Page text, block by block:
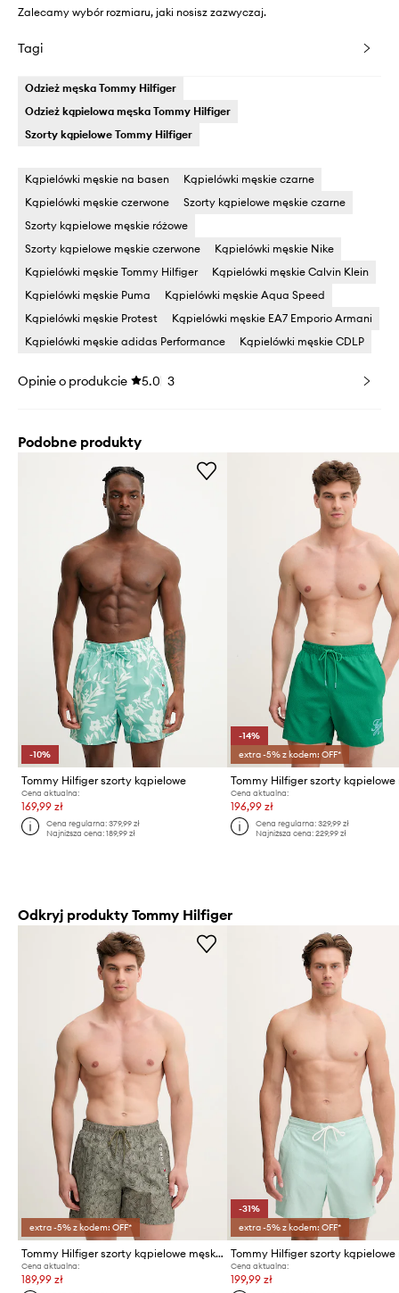
Zalecamy wybór rozmiaru, jaki nosisz zazwyczaj.
Tagi
Odzież męska Tommy Hilfiger
Odzież kąpielowa męska Tommy Hilfiger
Szorty kąpielowe Tommy Hilfiger
Kąpielówki męskie na basen
Kąpielówki męskie czarne
Kąpielówki męskie czerwone
Szorty kąpielowe męskie czarne
Szorty kąpielowe męskie różowe
Szorty kąpielowe męskie czerwone
Kąpielówki męskie Nike
Kąpielówki męskie Tommy Hilfiger
Kąpielówki męskie Calvin Klein
Kąpielówki męskie Puma
Kąpielówki męskie Aqua Speed
Kąpielówki męskie Protest
Kąpielówki męskie EA7 Emporio Armani
Kąpielówki męskie adidas Performance
Kąpielówki męskie CDLP
Opinie o produkcie 5.0 3
Podobne produkty
-10%
Tommy Hilfiger szorty kąpielowe
Cena aktualna:
169,99 zł
Cena regularna:379,99 zł
Najniższa cena:189,99 zł
-14%
extra -5% z kodem: OFF*
Cena aktualna:
196,99 zł
Cena regularna: 329,99 zł
Najniższa cena: 229,99 zł
Odkryj produkty Tommy Hilfiger
extra -5% z kodem: OFF*
Tommy Hilfiger szorty kąpielowe męskie
Cena aktualna:
189,99 zł
-31%
extra -5% z kodem: OFF*
Cena aktualna:
199,99 zł